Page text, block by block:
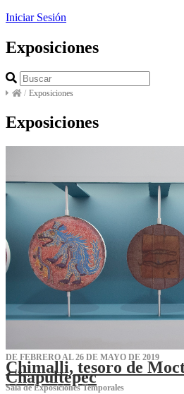
Iniciar Sesión
Exposiciones
/ Exposiciones
Exposiciones
DE FEBRERO AL 26 DE MAYO DE 2019
Chimalli, tesoro de
Chapultepec
Sala de Exposiciones Temporales